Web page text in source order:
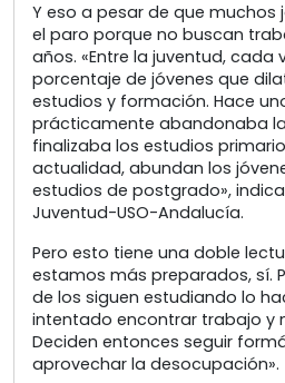
Y eso a pesar de que muchos
el paro porque no buscan
años. «Entre la juventud, cada
porcentaje de jóvenes que
estudios y formación. Hace
prácticamente abandonaba
finalizaba los estudios
actualidad, abundan los
estudios de postgrado»,
Juventud-USO-Andalucía.
Pero esto tiene una doble
estamos más preparados, sí.
de los siguen estudiando lo
intentado encontrar trabajo y
Deciden entonces seguir
aprovechar la desocupación».